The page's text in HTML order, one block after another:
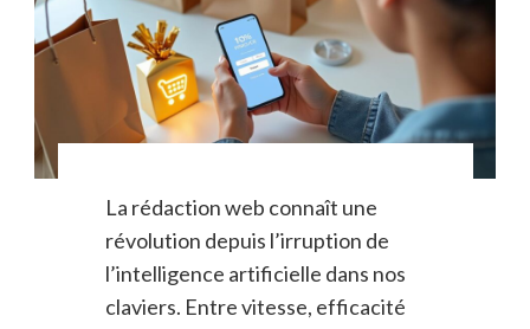
La rédaction web connaît une
révolution depuis l’irruption de
l’intelligence artificielle dans nos
claviers. Entre vitesse, efficacité